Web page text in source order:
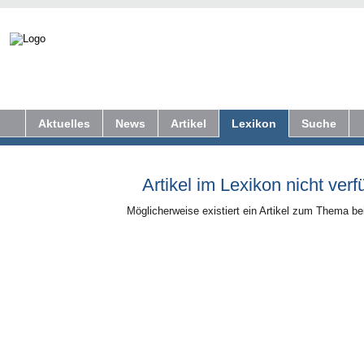
Aktuelles News Artikel Lexikon Suche
Artikel im Lexikon nicht
Möglicherweise existiert ein Artikel zum Thema